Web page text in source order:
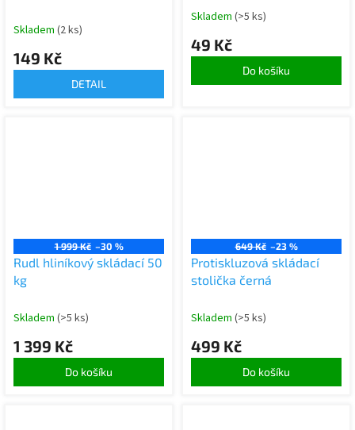
Skladem (2 ks)
149 Kč
DETAIL
Skladem (>5 ks)
49 Kč
Do košíku
1 999 Kč –30 %
Rudl hliníkový skládací 50
kg
Skladem (>5 ks)
1 399 Kč
Do košíku
649 Kč –23 %
Protiskluzová skládací
stolička černá
Skladem (>5 ks)
499 Kč
Do košíku